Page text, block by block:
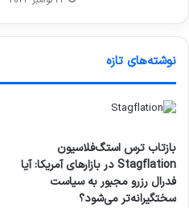
نوشته‌های تازه
بازتاب ترس استگ‌فلاسیون
Stagflation در بازارهای آمریکا: آیا
فدرال رزرو مجبور به سیاست
سختگیرانه‌تر می‌شود؟